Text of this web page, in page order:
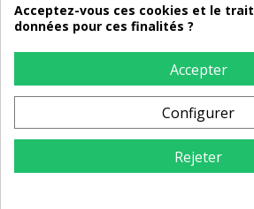
LIVRAISON 12/18 JOURS
RETOURS
sous 14 jours
Acceptez-vous ces cookies et le
données pour ces finalités ?
Accepter
Configurer
Rejeter